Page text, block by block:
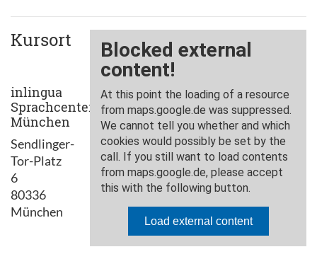
Kursort
inlingua
Sprachcenter
München
Sendlinger-
Tor-Platz
6
80336
München